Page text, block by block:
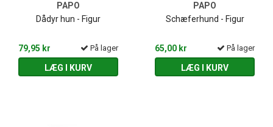
PAPO
Dådyr hun - Figur
79,95 kr På lager
LÆG I KURV
PAPO
Schæferhund - Figur
65,00 kr På lager
LÆG I KURV